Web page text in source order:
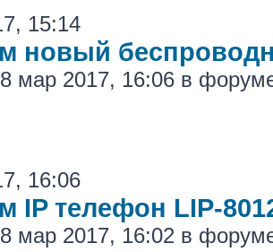
15:14
новый
мар 2017, 16:06 в
16:06
IP телефон LIP-
мар 2017, 16:02 в